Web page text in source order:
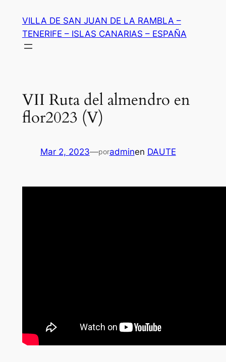
contenido
VILLA DE SAN JUAN DE LA RAMBLA –
TENERIFE – ISLAS CANARIAS – ESPAÑA
VII Ruta del almendro en
flor2023 (V)
Mar 2, 2023—poradminen DAUTE